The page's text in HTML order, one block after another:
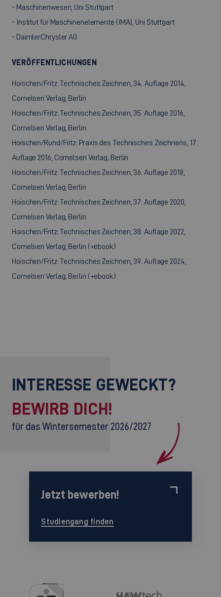
- Maschinenwesen, Uni Stuttgart
- Institut für Maschinenelemente (IMA), Uni Stuttgart
- DaimlerChrysler AG
VERÖFFENTLICHUNGEN
Hoischen/Fritz: Technisches Zeichnen, 34. Auflage 2014,
Cornelsen Verlag, Berlin
Hoischen/Fritz: Technisches Zeichnen, 35. Auflage 2016,
Cornelsen Verlag, Berlin
Hoischen/Rund/Fritz: Praxis des Technisches Zeichnens, 17.
Auflage 2016, Cornelsen Verlag, Berlin
Hoischen/Fritz: Technisches Zeichnen, 36. Auflage 2018,
Cornelsen Verlag, Berlin
Hoischen/Fritz: Technisches Zeichnen, 37. Auflage 2020,
Cornelsen Verlag, Berlin
Hoischen/Fritz: Technisches Zeichnen, 38. Auflage 2022,
Cornelsen Verlag, Berlin (+ebook)
Hoischen/Fritz: Technisches Zeichnen, 39. Auflage 2024,
Cornelsen Verlag, Berlin (+ebook)
INTERESSE GEWECKT?
BEWIRB DICH!
für das Wintersemester 2026/2027
Jetzt bewerben!
Studiengang finden